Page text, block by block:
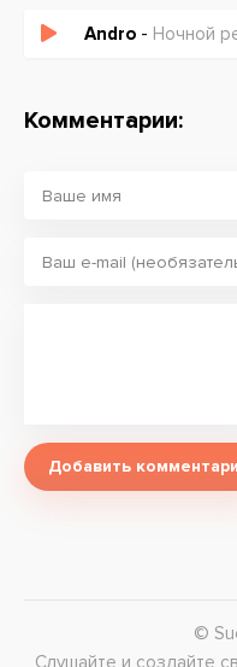
Andro - Ночной
Комментарии:
Добавить
©
Слушайте и создайте